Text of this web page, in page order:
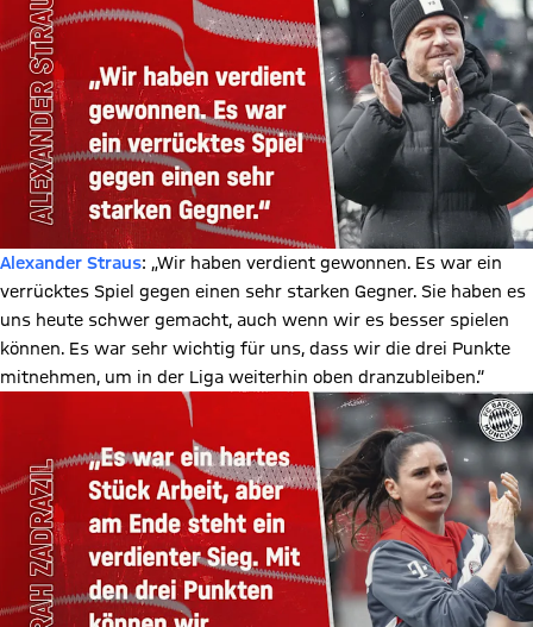
Alexander Straus: „Wir haben verdient gewonnen. Es war ein
verrücktes Spiel gegen einen sehr starken Gegner. Sie haben es
uns heute schwer gemacht, auch wenn wir es besser spielen
können. Es war sehr wichtig für uns, dass wir die drei Punkte
mitnehmen, um in der Liga weiterhin oben dranzubleiben.“